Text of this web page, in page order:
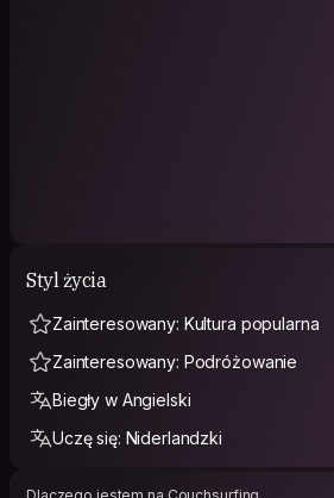
Styl życia
Zainteresowany: Kultura popularna
Zainteresowany: Podróżowanie
Biegły w Angielski
Uczę się: Niderlandzki